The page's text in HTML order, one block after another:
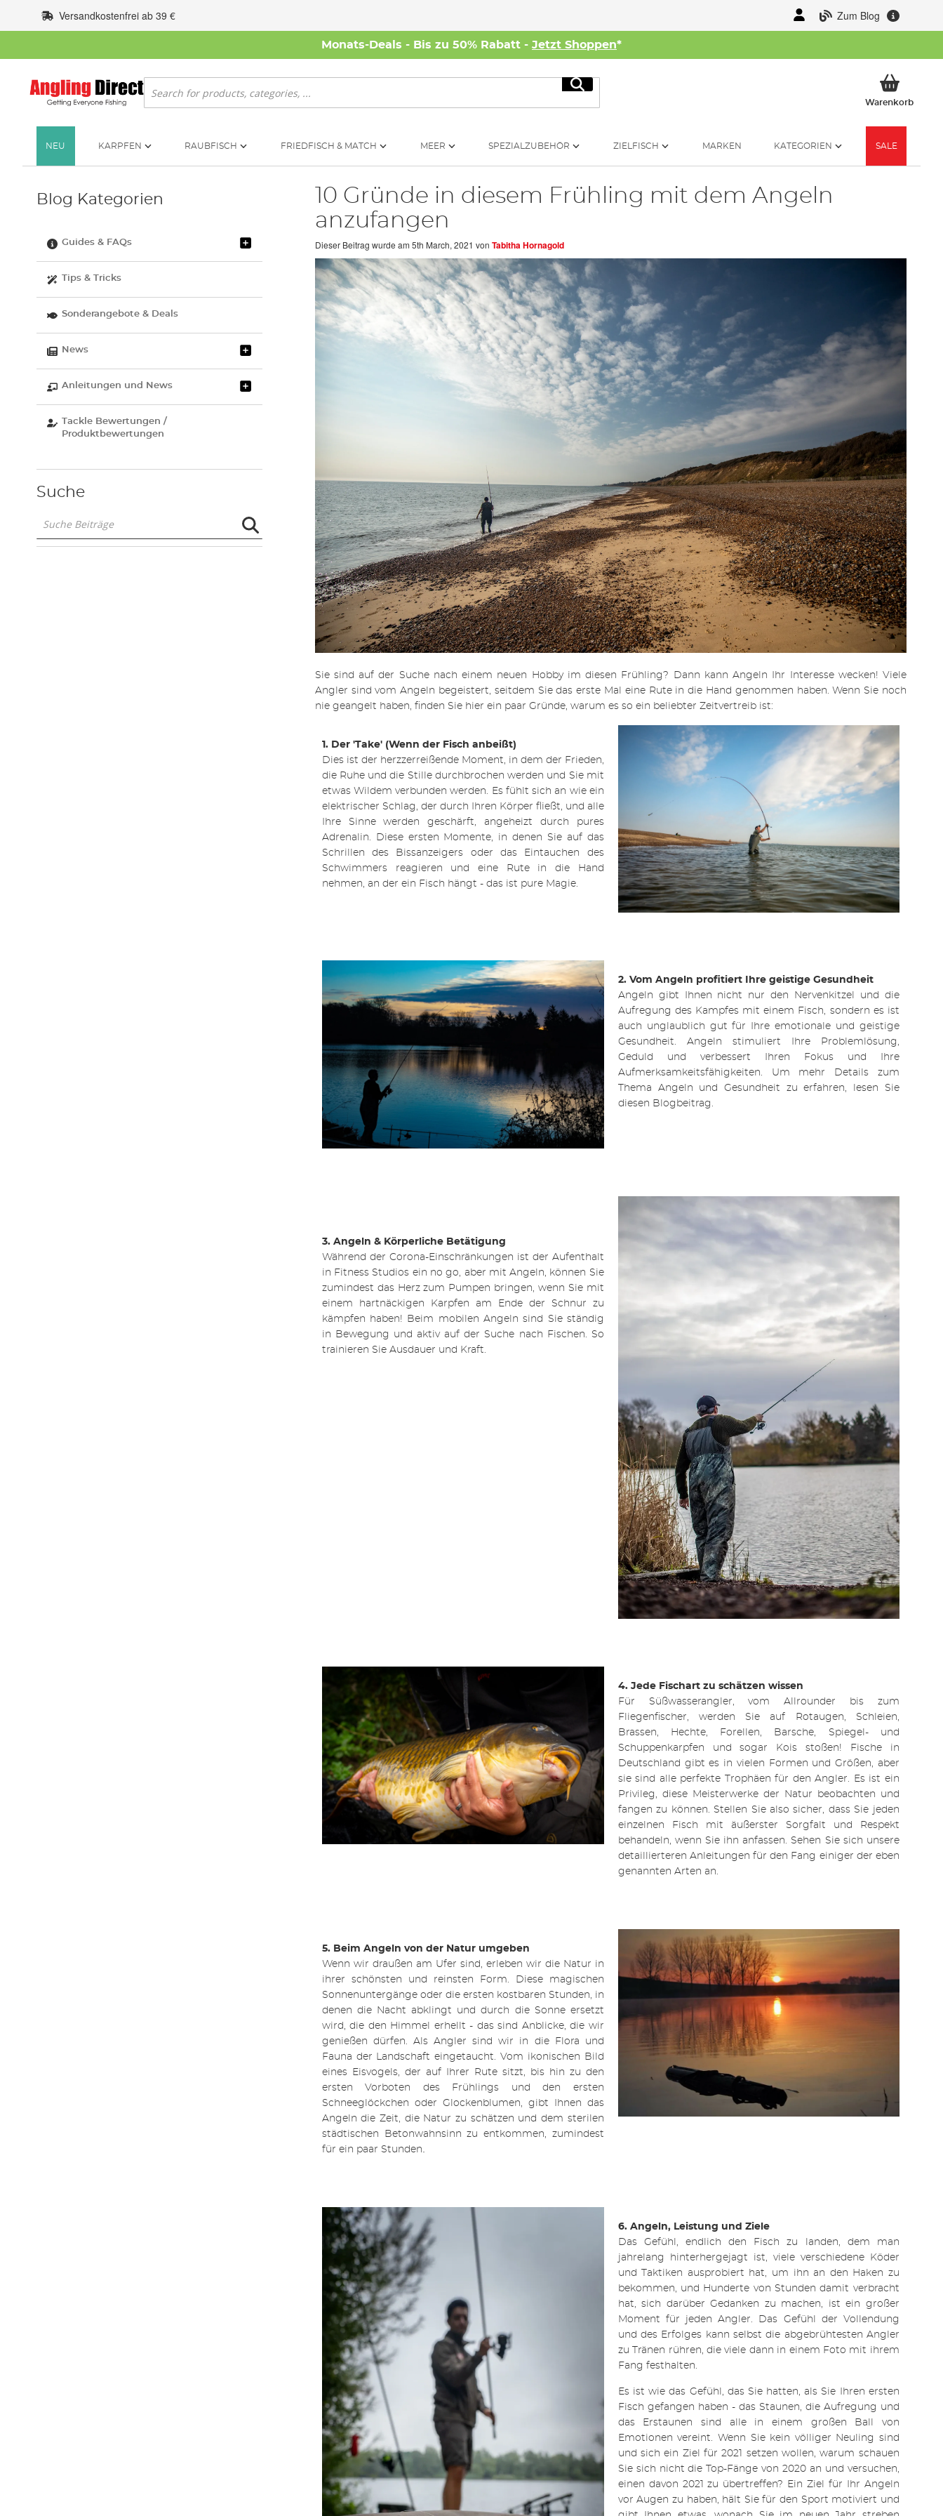
Inhalt
springen
Zum Blog
Versandkostenfrei ab 39 €
Monats-Deals - Bis zu 50% Rabatt - Jetzt Shoppen*
Suche
Suche
WarenkorbMein
NEU KARPFEN RAUBFISCH FRIEDFISCH & MATCH MEER SPEZIALZUBEHÖR ZIELFISCH MARKEN KATEGORIEN SALE
10 Gründe in diesem Frühling mit dem Angeln
anzufangen
Dieser Beitrag wurde am 5th March, 2021 von Tabitha Hornagold
Sie sind auf der Suche nach einem neuen Hobby im diesen Frühling? Dann kann Angeln Ihr Interesse wecken! Viele
Angler sind vom Angeln begeistert, seitdem Sie das erste Mal eine Rute in die Hand genommen haben. Wenn Sie noch
nie geangelt haben, finden Sie hier ein paar Gründe, warum es so ein beliebter Zeitvertreib ist:
1. Der 'Take' (Wenn der Fisch anbeißt)
Dies ist der herzzerreißende Moment, in dem der Frieden,
die Ruhe und die Stille durchbrochen werden und Sie mit
etwas Wildem verbunden werden. Es fühlt sich an wie ein
elektrischer Schlag, der durch Ihren Körper fließt, und alle
Ihre Sinne werden geschärft, angeheizt durch pures
Adrenalin. Diese ersten Momente, in denen Sie auf das
Schrillen des
Bissanzeigers oder das Eintauchen des
Schwimmers reagieren und eine Rute in die Hand
nehmen, an der ein Fisch hängt - das ist pure Magie.
2. Vom Angeln profitiert Ihre geistige Gesundheit
Angeln gibt Ihnen nicht nur den Nervenkitzel und die
Aufregung des Kampfes mit einem Fisch, sondern es ist
auch unglaublich gut für Ihre emotionale und geistige
Gesundheit. Angeln stimuliert Ihre Problemlösung,
Geduld und verbessert Ihren Fokus und Ihre
Aufmerksamkeitsfähigkeiten. Um mehr Details zum
Thema Angeln und Gesundheit zu erfahren, lesen Sie
diesen Blogbeitrag.
3. Angeln & Körperliche Betätigung
Während der Corona-Einschränkungen ist der Aufenthalt
in Fitness Studios ein no go, aber mit Angeln, können Sie
zumindest das Herz zum Pumpen bringen, wenn Sie mit
einem hartnäckigen
Karpfen am Ende der Schnur zu
kämpfen haben! Beim mobilen Angeln sind Sie ständig
in Bewegung und aktiv auf der Suche nach Fischen. So
trainieren Sie Ausdauer und Kraft.
4. Jede Fischart zu schätzen wissen
Für Süßwasserangler, vom Allrounder bis zum
Fliegenfischer, werden Sie auf Rotaugen, Schleien,
Brassen, Hechte, Forellen, Barsche, Spiegel- und
Schuppenkarpfen und sogar Kois stoßen! Fische in
Deutschland gibt es in vielen Formen und Größen, aber
sie sind alle perfekte Trophäen für den Angler. Es ist ein
Privileg, diese Meisterwerke der Natur beobachten und
fangen zu können. Stellen Sie also sicher, dass Sie jeden
einzelnen Fisch mit äußerster Sorgfalt und Respekt
behandeln, wenn Sie ihn anfassen. Sehen Sie sich unsere
detaillierteren Anleitungen für den Fang einiger der eben
genannten Arten an.
5. Beim Angeln von der Natur umgeben
Wenn wir draußen am Ufer sind, erleben wir die Natur in
ihrer schönsten und reinsten Form. Diese magischen
Sonnenuntergänge oder die ersten kostbaren Stunden, in
denen die Nacht abklingt und durch die Sonne ersetzt
wird, die den Himmel erhellt - das sind Anblicke, die wir
genießen dürfen. Als Angler sind wir in die Flora und
Fauna der Landschaft eingetaucht. Vom ikonischen Bild
eines Eisvogels, der auf Ihrer Rute sitzt, bis hin zu den
ersten Vorboten des Frühlings und den ersten
Schneeglöckchen oder Glockenblumen, gibt Ihnen das
Angeln die Zeit, die Natur zu schätzen und dem sterilen
städtischen Betonwahnsinn zu entkommen, zumindest
für ein paar Stunden.
6. Angeln, Leistung und Ziele
Das Gefühl, endlich den Fisch zu landen, dem man
jahrelang hinterhergejagt ist, viele verschiedene Köder
und Taktiken ausprobiert hat, um ihn an den Haken zu
bekommen, und Hunderte von Stunden damit verbracht
hat, sich darüber Gedanken zu machen, ist ein großer
Moment für jeden Angler. Das Gefühl der Vollendung
und des Erfolges kann selbst die abgebrühtesten Angler
zu Tränen rühren, die viele dann in einem Foto mit ihrem
Fang festhalten.
Es ist wie das Gefühl, das Sie hatten, als Sie Ihren ersten
Fisch gefangen haben - das Staunen, die Aufregung und
das Erstaunen sind alle in einem großen Ball von
Emotionen vereint. Wenn Sie kein völliger Neuling sind
und sich ein Ziel für 2021 setzen wollen, warum schauen
Sie sich nicht die Top-Fänge von 2020 an und versuchen,
einen davon 2021 zu übertreffen? Ein Ziel für Ihr Angeln
vor Augen zu haben, hält Sie für den Sport motiviert und
Blog Kategorien
Guides & FAQs
Tips & Tricks
Sonderangebote & Deals
News
Anleitungen und News
Tackle Bewertungen /
Produktbewertungen
Suche
Beiträge